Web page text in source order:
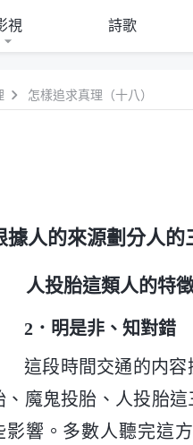
視 詩歌
怎樣追求真理（十八）
據人的來源劃分人的
人投胎這類人的特
2．明是非、知對錯
這段時間交通的内
、魔鬼投胎、人投胎
影響。多數人聽完這